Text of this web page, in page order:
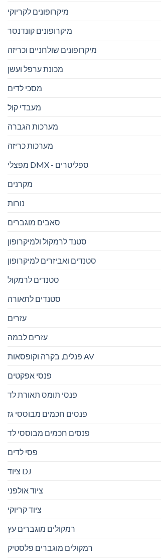
מיקרופונים לקריוקי
מיקרופונים קונדנסר
מיקרופונים שולחניים וכריזה
מכונת ערפל ועשן
מסכי לדים
מעבדי קול
מערכות הגברה
מערכות כריזה
מפצלי DMX - ספליטרים
מקרנים
נורות
סאבים מוגברים
סטנד לרמקול ולמיקרופון
סטנדים ואביזרים למיקרופון
סטנדים לרמקול
סטנדים לתאורה
עזרים
עזרים לבמה
פנלים, בקרה וקופסאות AV
פנסי אפקטים
פנסי תומס תאורת לד
פנסים חכמים מבוססי גז
פנסים חכמים מבוססי לד
פסי לדים
ציוד DJ
ציוד אולפני
ציוד קריוקי
רמקולים מוגברים עץ
רמקולים מוגברים פלסטיק